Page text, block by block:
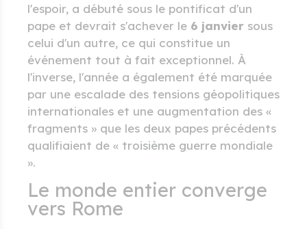
l'espoir, a débuté sous le pontificat d'un
pape et devrait s'achever le 6 janvier sous
celui d'un autre, ce qui constitue un
événement tout à fait exceptionnel. À
l'inverse, l'année a également été marquée
par une escalade des tensions géopolitiques
internationales et une augmentation des «
fragments » que les deux papes précédents
qualifiaient de « troisième guerre mondiale
».
Le monde entier converge
vers Rome